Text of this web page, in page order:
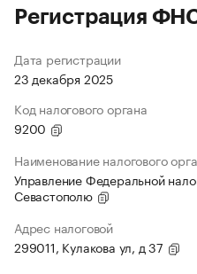
Регистрация
Дата регистрации
23 декабря 2025
Код налогового органа
9200
Наименование налогового
Управление Федеральной
Севастополю
Адрес налоговой
299011, Кулакова ул, д 37